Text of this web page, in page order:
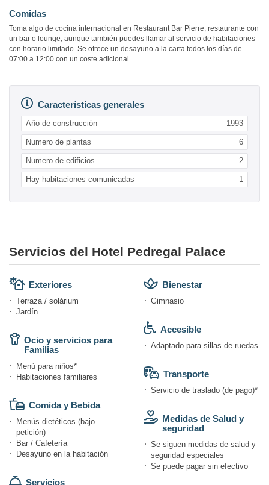
Comidas
Toma algo de cocina internacional en Restaurant Bar Pierre, restaurante con
un bar o lounge, aunque también puedes llamar al servicio de habitaciones
con horario limitado. Se ofrece un desayuno a la carta todos los días de
07:00 a 12:00 con un coste adicional.
Características generales
Año de construcción 1993
Numero de plantas 6
Numero de edificios 2
Hay habitaciones comunicadas 1
Servicios del Hotel Pedregal Palace
Exteriores
Terraza / solárium
Jardín
Ocio y servicios para
Familias
Menú para niños*
Habitaciones familiares
Comida y Bebida
Menús dietéticos (bajo
petición)
Bar / Cafetería
Desayuno en la habitación
Servicios
Bienestar
Gimnasio
Accesible
Adaptado para sillas de ruedas
Transporte
Servicio de traslado (de pago)*
Medidas de Salud y
seguridad
Se siguen medidas de salud y
seguridad especiales
Se puede pagar sin efectivo